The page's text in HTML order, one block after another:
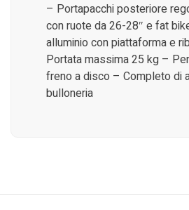
– Portapacchi posteriore
con ruote da 26-28″ e fat
alluminio con piattaforma e
Portata massima 25 kg –
freno a disco – Completo di
bulloneria